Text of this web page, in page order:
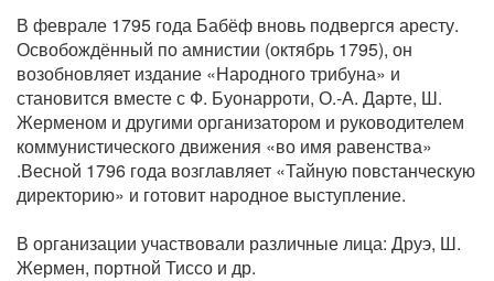
В феврале 1795 года Бабёф вновь подвергся аресту.
Освобождённый по амнистии (октябрь 1795), он
возобновляет издание «Народного трибуна» и
становится вместе с Ф. Буонарроти, О.-А. Дарте, Ш.
Жерменом и другими организатором и руководителем
коммунистического движения «во имя равенства»
.Весной 1796 года возглавляет «Тайную повстанческую
директорию» и готовит народное выступление.
В организации участвовали различные лица: Друэ, Ш.
Жермен, портной Тиссо и др.